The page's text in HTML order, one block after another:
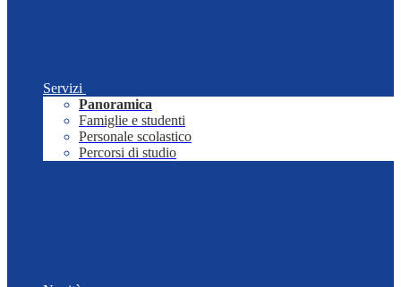
Servizi
Panoramica
Famiglie e studenti
Personale scolastico
Percorsi di studio